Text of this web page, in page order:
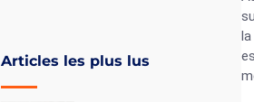
Articles les plus lus